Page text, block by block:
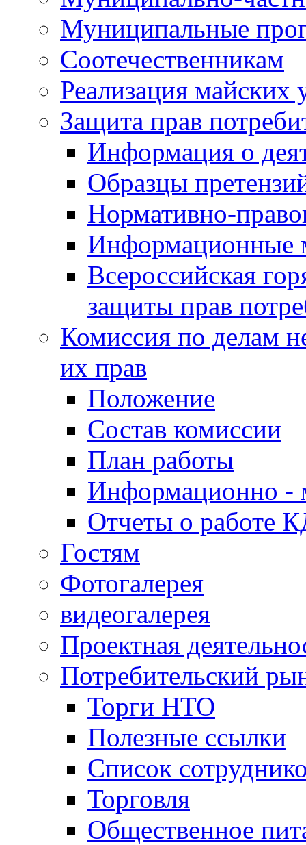
Муниципальные
Соотечественникам
Реализация майских
Защита прав
Информация о
Образцы
Нормативно-
Информационные
Всероссийская
защиты прав
Комиссия по делам
их прав
Положение
Состав комиссии
План работы
Информационно -
Отчеты о работе
Гостям
Фотогалерея
видеогалерея
Проектная
Потребительский
Торги НТО
Полезные ссылки
Список
Торговля
Общественное